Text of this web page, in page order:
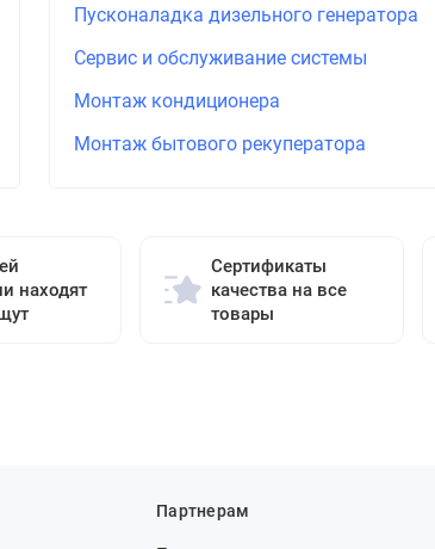
Пусконаладка дизельного генератора
Сервис и обслуживание системы
Монтаж кондиционера
Монтаж бытового рекуператора
находят
Сертификаты
качества на все
товары
Партнерам